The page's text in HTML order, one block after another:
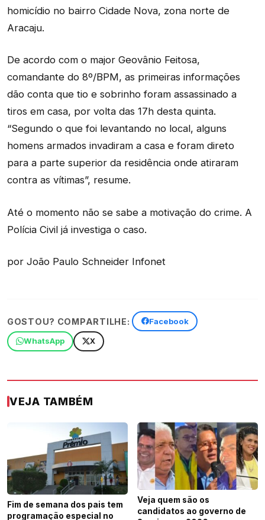
homicídio no bairro Cidade Nova, zona norte de
Aracaju.
De acordo com o major Geovânio Feitosa,
comandante do 8º/BPM, as primeiras informações
dão conta que tio e sobrinho foram assassinado a
tiros em casa, por volta das 17h desta quinta.
“Segundo o que foi levantando no local, alguns
homens armados invadiram a casa e foram direto
para a parte superior da residência onde atiraram
contra as vítimas”, resume.
Até o momento não se sabe a motivação do crime. A
Polícia Civil já investiga o caso.
por João Paulo Schneider Infonet
GOSTOU? COMPARTILHE: Facebook
WhatsApp X
VEJA TAMBÉM
Fim de semana dos pais tem
programação especial no
Veja quem são os
candidatos ao governo de